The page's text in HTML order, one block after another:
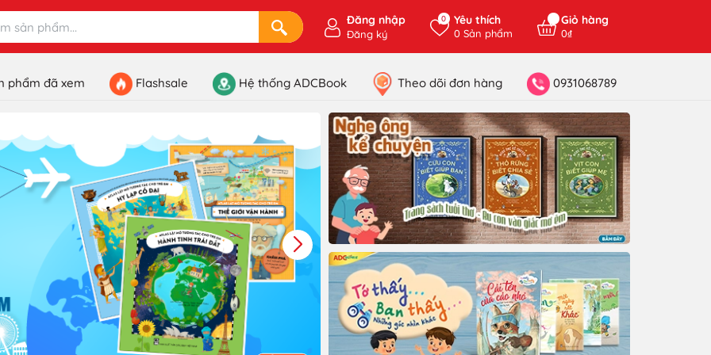
Đăng nhập
Đăng ký
0 Yêu thích
0Sản phẩm
Giỏ hàng
0₫
phẩm đã xem Flashsale Hệ thống ADCBook Theo dõi đơn hàng 0931068789